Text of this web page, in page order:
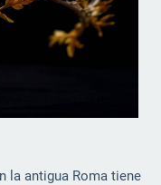
la antigua Roma tiene